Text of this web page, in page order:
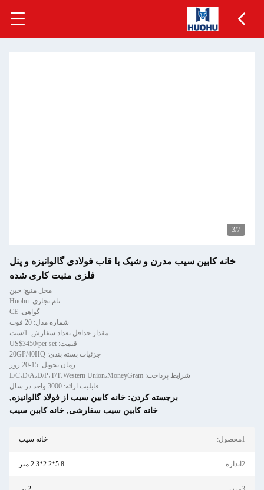
3/7
خانه کابین سیب مدرن و شیک با قاب فولادی گالوانیزه و پنل
فلزی منبت کاری شده
محل منبع: چین
نام تجاری: Huohu
گواهی: CE
شماره مدل: 20 فوت
مقدار حداقل تعداد سفارش: 1/ست
قیمت: US$3450/per set
جزئیات بسته بندی: 20GP/40HQ
زمان تحویل: 15-20 روز
شرایط پرداخت: L/C،D/A،D/P،T/T،Western Union،MoneyGram
قابلیت ارائه: 3000 واحد در سال
برجسته کردن: خانه کابین سیب از فولاد گالوانیزه,
خانه کابین سیب سفارشی, خانه کابین سیب
1محصول: خانه سیب
2اندازه: 5.8*2.2*2.3 متر